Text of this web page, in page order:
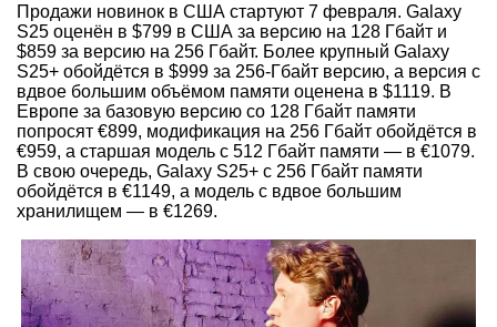
Продажи новинок в США стартуют 7 февраля. Galaxy
S25 оценён в $799 в США за версию на 128 Гбайт и
$859 за версию на 256 Гбайт. Более крупный Galaxy
S25+ обойдётся в $999 за 256-Гбайт версию, а версия с
вдвое большим объёмом памяти оценена в $1119. В
Европе за базовую версию со 128 Гбайт памяти
попросят €899, модификация на 256 Гбайт обойдётся в
€959, а старшая модель с 512 Гбайт памяти — в €1079.
В свою очередь, Galaxy S25+ с 256 Гбайт памяти
обойдётся в €1149, а модель с вдвое большим
хранилищем — в €1269.